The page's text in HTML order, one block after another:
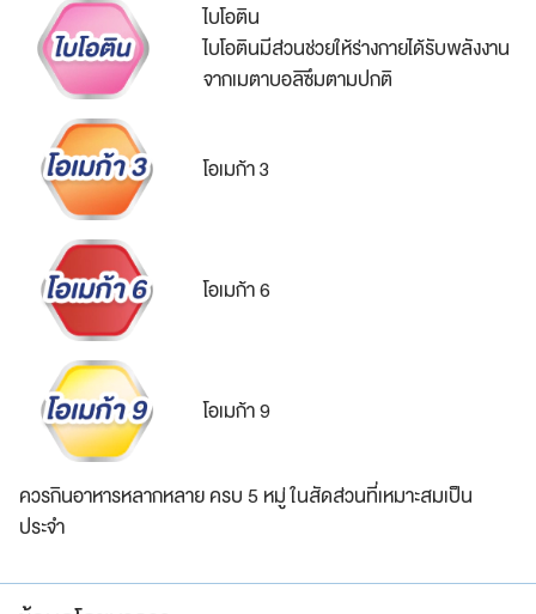
ไบโอติน
ไบโอตินมีส่วนช่วยให้ร่างกายได้รับพลังงาน
จากเมตาบอลิซึมตามปกติ
โอเมก้า 3
โอเมก้า 6
โอเมก้า 9
ควรกินอาหารหลากหลาย ครบ 5 หมู่ ในสัดส่วนที่เหมาะสมเป็น
ประจำ